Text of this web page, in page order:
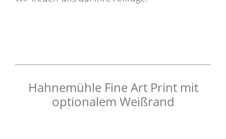
Hahnemühle Fine Art Print mit
optionalem Weißrand